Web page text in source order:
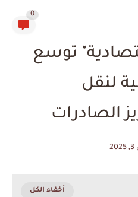
0
توسع
لنقل
الصادرات